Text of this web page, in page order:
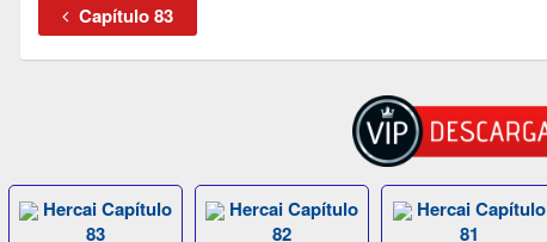
Capítulo 83
Hercai Capítulo
83
Hercai Capítulo
82
Hercai Capítulo
81